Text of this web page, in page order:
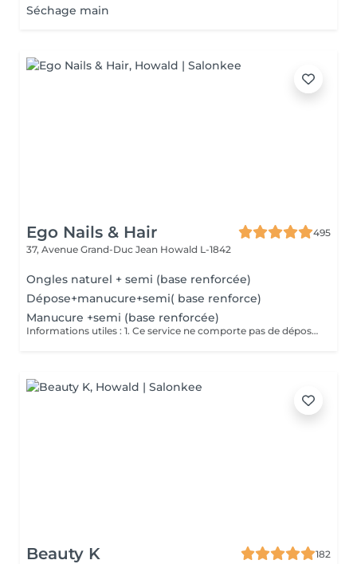
Séchage main
Ego Nails & Hair
495
37, Avenue Grand-Duc Jean Howald L-1842
Ongles naturel + semi (base renforcée)
Dépose+manucure+semi( base renforce)
Manucure +semi (base renforcée)
Informations utiles : 1. Ce service ne comporte pas de dépose vos ongles doivent être nu pour ce service si vos ongles nécessite une dépose veuillez choisir la dépose adéquate merci. 2. Ce service ne comporte pas de French ni de Nails si vous en souhaitez il vous suffit de vous rendre dans la rubrique Nails art pour en ajouter merci. Description de la prestation : - Traitement des cuticules - limage des ongles - pose d'un Semi Permanent (1 couleur )
Beauty K
182